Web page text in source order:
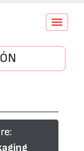
Conmutar